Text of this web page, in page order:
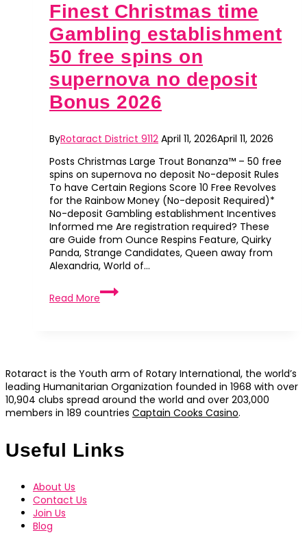
Finest Christmas time
Gambling establishment
50 free spins on
supernova no deposit
Bonus 2026
ByRotaract District 9112 April 11, 2026April 11, 2026
Posts Christmas Large Trout Bonanza™ – 50 free
spins on supernova no deposit No-deposit Rules
To have Certain Regions Score 10 Free Revolves
for the Rainbow Money (No-deposit Required)*
No-deposit Gambling establishment Incentives
Informed me Are registration required? These
are Guide from Ounce Respins Feature, Quirky
Panda, Strange Candidates, Queen away from
Alexandria, World of…
Read More
Finest
Christmas
free
spins
on
supernova
no
Bonus
2026
Rotaract is the Youth arm of Rotary International, the world’s
leading Humanitarian Organization founded in 1968 with over
10,904 clubs spread around the world and over 203,000
members in 189 countries Captain Cooks Casino.
Useful Links
About Us
Contact Us
Join Us
Blog